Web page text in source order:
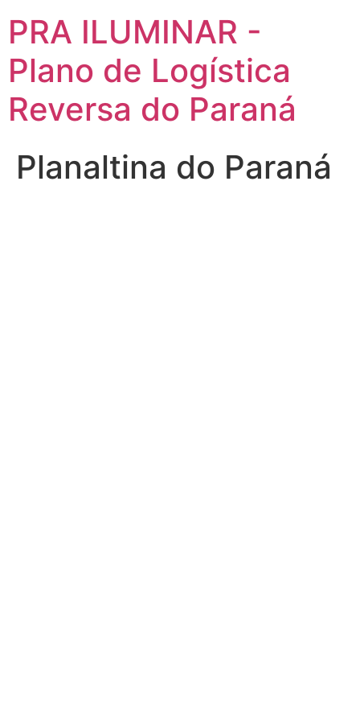
PRA ILUMINAR -
Plano de Logística
Reversa do Paraná
Planaltina do Paraná